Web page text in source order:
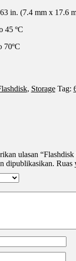
in. (7.4 mm x 17.6
45 ºC
70ºC
, Storage Tag:
ulasan
dipublikasikan. Ruas